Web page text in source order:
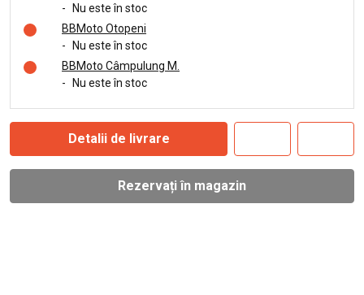
-
Nu este în stoc
BBMoto Otopeni
-
Nu este în stoc
BBMoto Câmpulung M.
-
Nu este în stoc
Detalii de livrare
Rezervați în magazin